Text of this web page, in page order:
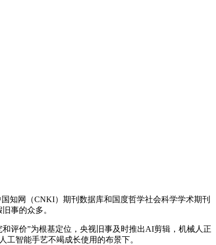
知网（CNKI）期刊数据库和国度哲学社会科学学术期刊
事的众多。
评价”为根基定位，央视旧事及时推出AI剪辑，机械人正
智能手艺不竭成长使用的布景下。